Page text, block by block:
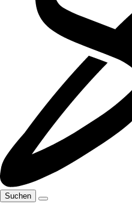
Suchen